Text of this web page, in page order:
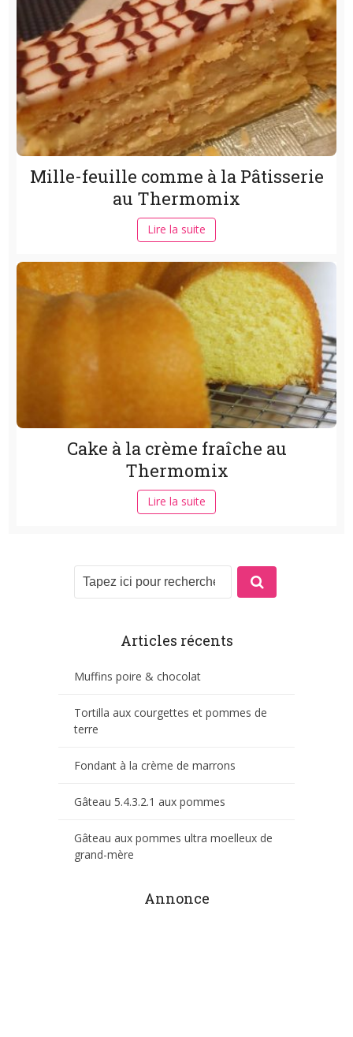
Mille-feuille comme à la Pâtisserie
au Thermomix
Lire la suite
Cake à la crème fraîche au
Thermomix
Lire la suite
Articles récents
Muffins poire & chocolat
Tortilla aux courgettes et pommes de
terre
Fondant à la crème de marrons
Gâteau 5.4.3.2.1 aux pommes
Gâteau aux pommes ultra moelleux de
grand-mère
Annonce